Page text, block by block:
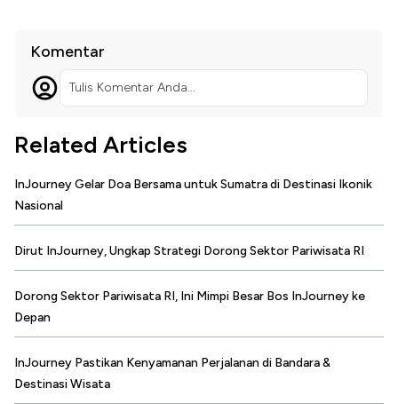
Komentar
Tulis Komentar Anda...
Related Articles
InJourney Gelar Doa Bersama untuk Sumatra di Destinasi Ikonik
Nasional
Dirut InJourney, Ungkap Strategi Dorong Sektor Pariwisata RI
Dorong Sektor Pariwisata RI, Ini Mimpi Besar Bos InJourney ke
Depan
InJourney Pastikan Kenyamanan Perjalanan di Bandara &
Destinasi Wisata